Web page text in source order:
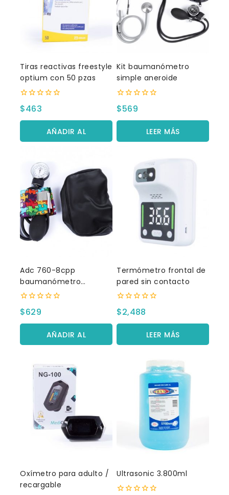
Tiras reactivas freestyle
optium con 50 pzas
0
fuera
de
$463
AÑADIR AL
CARRITO
Kit baumanómetro
simple aneroide
0
fuera
de
$569
LEER MÁS
Adc 760-8cpp
baumanómetro
aneroide pediátrico
0
fuera
de
$629
AÑADIR AL
CARRITO
Termómetro frontal de
pared sin contacto
0
fuera
de
$2,488
LEER MÁS
Oxímetro para adulto /
recargable
Ultrasonic 3.800ml